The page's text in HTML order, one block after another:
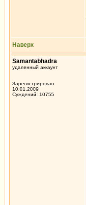
Наверх
Samantabhadra
удаленный аккаунт
Зарегистрирован:
10.01.2009
Суждений: 10755